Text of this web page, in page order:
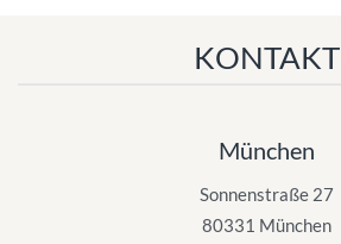
KONTAKT
München
Sonnenstraße 27
80331 München